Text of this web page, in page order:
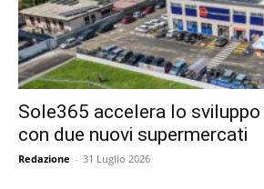
Sole365 accelera lo sviluppo
con due nuovi supermercati
Redazione - 31 Luglio 2026